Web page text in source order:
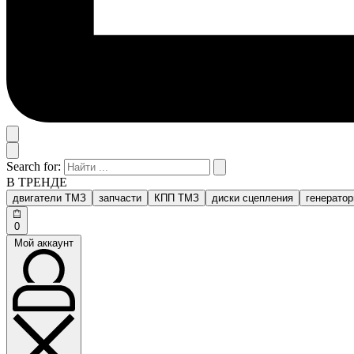
Search for:
В ТРЕНДЕ
двигатели ТМЗ запчасти КПП ТМЗ диски сцепления
0
Мой аккаунт